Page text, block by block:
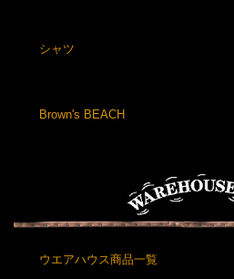
シャツ
Brown's BEACH
ウエアハウス商品一覧